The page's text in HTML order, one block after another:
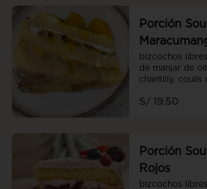
Porción
bizcochos
de manjar de
chantilly, coulis
S/ 19.50
Porción
Rojos
bizcochos